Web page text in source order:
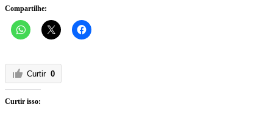
Compartilhe:
Curtir 0
Curtir isso: